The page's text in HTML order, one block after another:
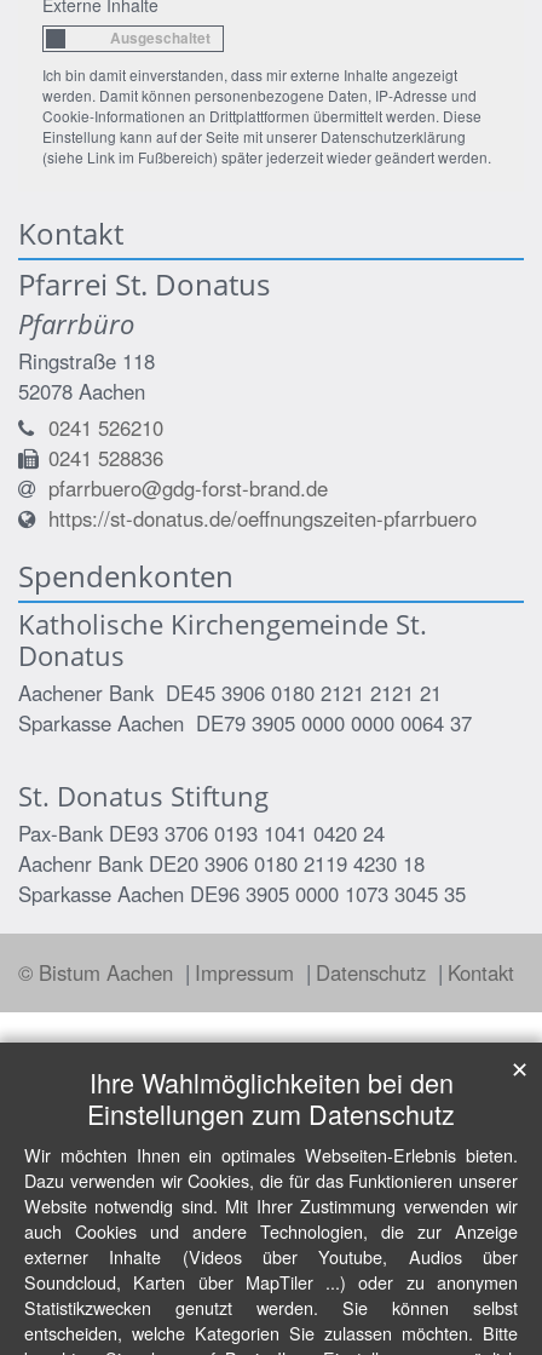
Externe Inhalte
Ich bin damit einverstanden, dass mir externe Inhalte angezeigt
werden. Damit können personenbezogene Daten, IP-Adresse und
Cookie-Informationen an Drittplattformen übermittelt werden. Diese
Einstellung kann auf der Seite mit unserer Datenschutzerklärung
(siehe Link im Fußbereich) später jederzeit wieder geändert werden.
Kontakt
Pfarrei St. Donatus
Pfarrbüro
Ringstraße 118
52078 Aachen
0241 526210
0241 528836
pfarrbuero@gdg-forst-brand.de
https://st-donatus.de/oeffnungszeiten-pfarrbuero
Spendenkonten
Katholische Kirchengemeinde St.
Donatus
Aachener Bank DE45 3906 0180 2121 2121 21
Sparkasse Aachen DE79 3905 0000 0000 0064 37
St. Donatus Stiftung
Pax-Bank DE93 3706 0193 1041 0420 24
Aachenr Bank DE20 3906 0180 2119 4230 18
Sparkasse Aachen DE96 3905 0000 1073 3045 35
© Bistum Aachen Impressum Datenschutz Kontakt
Ihre Wahlmöglichkeiten bei den
Einstellungen zum Datenschutz
Wir möchten Ihnen ein optimales Webseiten-Erlebnis bieten.
Dazu verwenden wir Cookies, die für das Funktionieren unserer
Website notwendig sind. Mit Ihrer Zustimmung verwenden wir
auch Cookies und andere Technologien, die zur Anzeige
externer Inhalte (Videos über Youtube, Audios über
Soundcloud, Karten über MapTiler ...) oder zu anonymen
Statistikzwecken genutzt werden. Sie können selbst
entscheiden, welche Kategorien Sie zulassen möchten. Bitte
✕